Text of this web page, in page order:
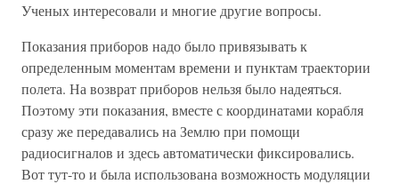
Ученых интересовали и многие другие вопросы.
Показания приборов надо было привязывать к
определенным моментам времени и пунктам траектории
полета. На возврат приборов нельзя было надеяться.
Поэтому эти показания, вместе с координатами корабля
сразу же передавались на Землю при помощи
радиосигналов и здесь автоматически фиксировались.
Вот тут-то и была использована возможность модуляции